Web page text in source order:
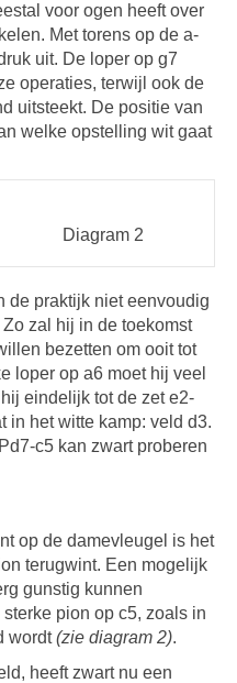
voor ogen heeft over
Met torens op de a-
uit. De loper op g7
operaties, terwijl ook de
uitsteekt. De positie van
welke opstelling wit gaat
Diagram 2
de praktijk niet eenvoudig
zal hij in de toekomst
bezetten om ooit tot
loper op a6 moet hij veel
eindelijk tot de zet e2-
in het witte kamp: veld d3.
c5 kan zwart proberen
op de damevleugel is het
terugwint. Een mogelijk
gunstig kunnen
pion op c5, zoals in
wordt(zie diagram 2).
heeft zwart nu een